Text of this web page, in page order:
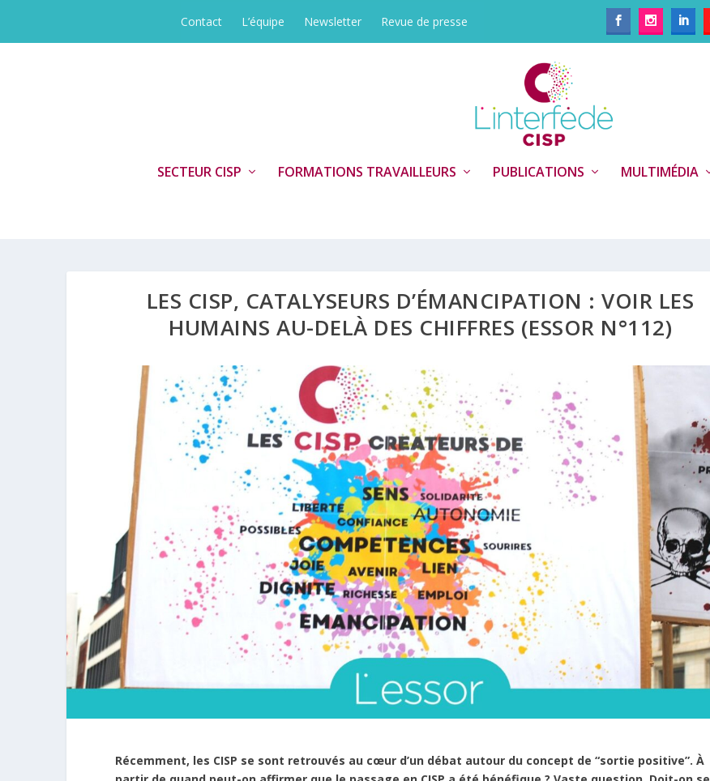
Contact L’équipe Newsletter Revue de presse
SECTEUR CISP FORMATIONS TRAVAILLEURS PUBLICATIONS MULTIMÉDIA
LES CISP, CATALYSEURS D’ÉMANCIPATION : VOIR LES
HUMAINS AU-DELÀ DES CHIFFRES (ESSOR N°112)
Récemment, les CISP se sont retrouvés au cœur d’un débat autour du concept de “sortie positive”. À